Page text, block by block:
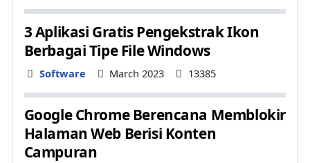
3 Aplikasi Gratis Pengekstrak Ikon
Berbagai Tipe File Windows
Details
Software March 2023 13385
Google Chrome Berencana Memblokir
Halaman Web Berisi Konten
Campuran